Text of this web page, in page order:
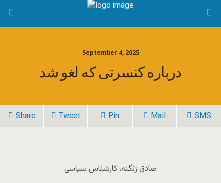
September 4, 2025
درباره‏ کنسرتی که لغو شد
Share Tweet Pin Mail SMS
صادق زنگنه، کارشناس سیاسی